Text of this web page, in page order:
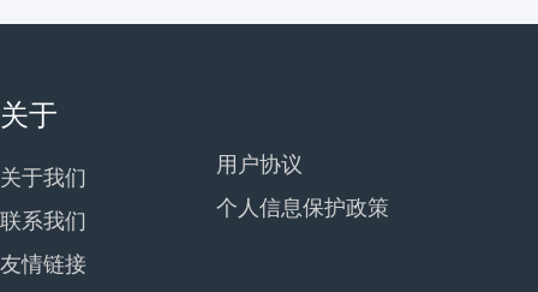
关于
关于我们
联系我们
友情链接
用户协议
个人信息保护政策